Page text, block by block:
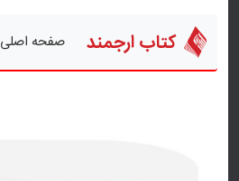
کتاب ارجمند صفحه اصلی